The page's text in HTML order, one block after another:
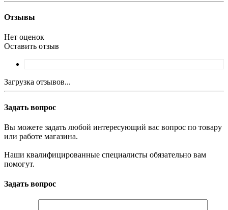
Отзывы
Нет оценок
Оставить отзыв
Загрузка отзывов...
Задать вопрос
Вы можете задать любой интересующий вас вопрос по товару
или работе магазина.
Наши квалифицированные специалисты обязательно вам
помогут.
Задать вопрос